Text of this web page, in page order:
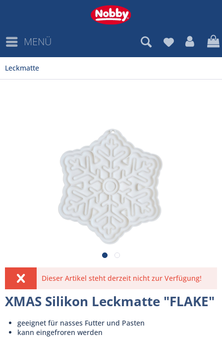
MENÜ
Leckmatte
Dieser Artikel steht derzeit nicht zur Verfügung!
XMAS Silikon Leckmatte "FLAKE"
geeignet für nasses Futter und Pasten
kann eingefroren werden